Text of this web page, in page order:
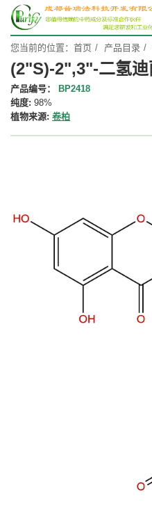
您当前的位置： 首页 产品目录
(2"S)-2",3"-二氢迪
产品编号： BP2418
纯度: 98%
植物来源: 卷柏